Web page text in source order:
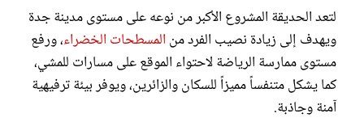
لتعد الحديقة المشروع الأكبر من نوعه على مستوى مدينة جدة
ويهدف إلى زيادة نصيب الفرد من المسطحات الخضراء، ورفع
مستوى ممارسة الرياضة لاحتواء الموقع على مسارات للمشي،
كما يشكل متنفساً مميزاً للسكان والزائرين، ويوفر بيئة ترفيهية
آمنة وجاذبة.